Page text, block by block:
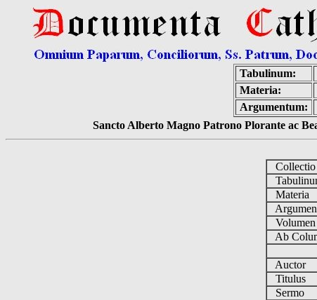
Tabulinum:
Materia:
Argumentum:
Sancto Alberto Magno Patrono Plorante ac
Collectio
Materia
Volumen
Ab
Auctor
Titulus
Sermo